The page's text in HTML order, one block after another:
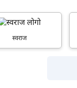
स्वराज